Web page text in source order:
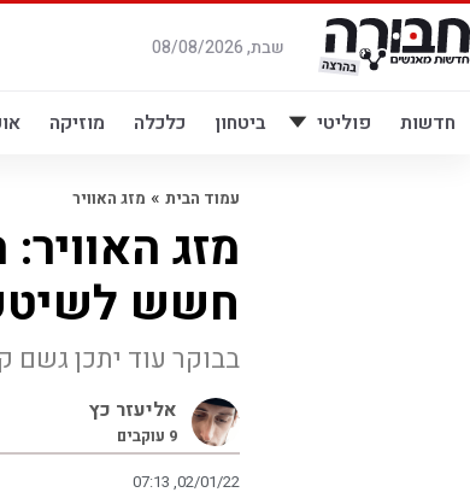
דלג
לתוכן
שבת, 08/08/2026
חדשות פוליטי ביטחון כלכלה מוזיקה
עמוד הבית » מזג האוויר
מזג
חשש
בבוקר עוד יתכן
אליעזר כץ
9 עוקבים
07:13 ,02/01/22